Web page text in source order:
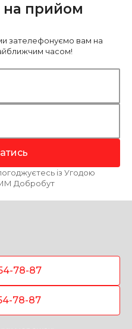
на прийом
зателефонуємо вам на
часом!
із Угодою
Добробут
78-87
78-87